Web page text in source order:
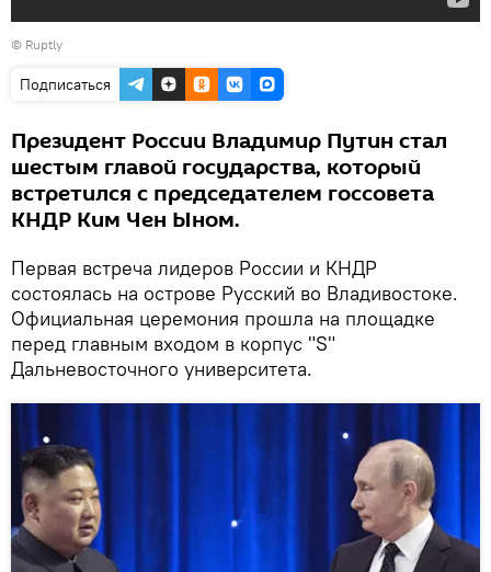
© Ruptly
Подписаться
Президент России Владимир Путин стал
шестым главой государства, который
встретился с председателем госсовета
КНДР Ким Чен Ыном.
Первая встреча лидеров России и КНДР
состоялась на острове Русский во Владивостоке.
Официальная церемония прошла на площадке
перед главным входом в корпус "S"
Дальневосточного университета.